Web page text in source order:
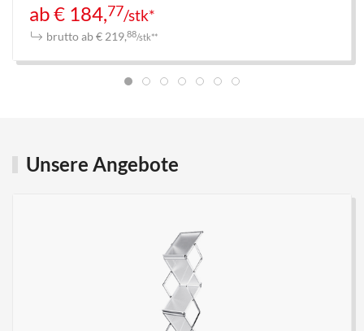
ab € 184,77/stk*
brutto ab € 219,88/stk**
Unsere Angebote